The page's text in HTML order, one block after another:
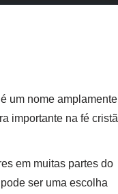
um nome amplamente
importante na fé cristã
em muitas partes do
ser uma escolha